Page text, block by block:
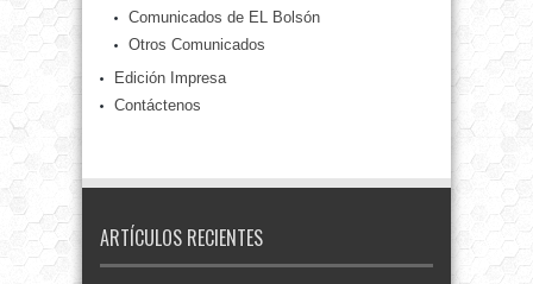
Comunicados de EL Bolsón
Otros Comunicados
Edición Impresa
Contáctenos
ARTÍCULOS RECIENTES